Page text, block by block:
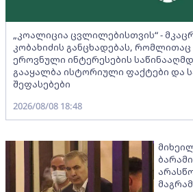
„კოალიცია ცვლილებისთვის“ -
კობახიძის განცხადებას,
ეროვნული ინტერესების
გააყალბა ისტორიული ფაქტები და
შეფასებები
2026/08/08 18:48